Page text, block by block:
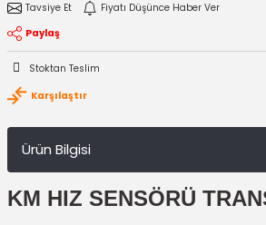
Tavsiye Et
Fiyatı Düşünce Haber Ver
Paylaş
Stoktan Teslim
Karşılaştır
Ürün Bilgisi
KM HIZ SENSÖRÜ